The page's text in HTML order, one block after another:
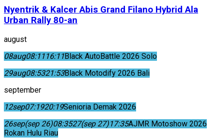
Nyentrik & Kalcer Abis Grand Filano Hybrid Ala
Urban Rally 80-an
august
08aug08:1116:11Black AutoBattle 2026 Solo
29aug08:5321:53Black Motodify 2026 Bali
september
12sep07:1920:19Senioria Demak 2026
26sep(sep 26)08:3527(sep 27)17:35AJMR Motoshow 2026
Rokan Hulu Riau